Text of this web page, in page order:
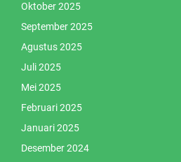
Oktober 2025
September 2025
Agustus 2025
Juli 2025
Mei 2025
Februari 2025
Januari 2025
Desember 2024